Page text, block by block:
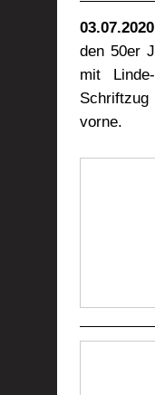
den 50er
mit
vorne.